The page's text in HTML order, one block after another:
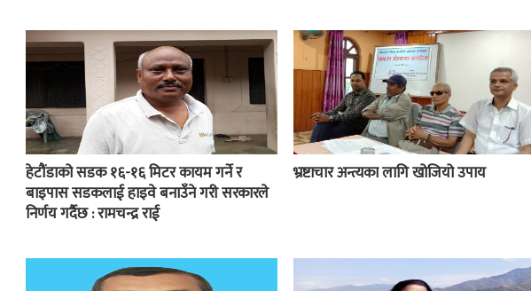
हेटौंडाको सडक १६-१६ मिटर कायम गर्ने र
बाइपास सडकलाई हाइवे बनाउँने गरी सरकारले
निर्णय गर्दैछ : रामचन्द्र राई
भ्रष्टाचार अन्त्यका लागि खोजियो उपाय